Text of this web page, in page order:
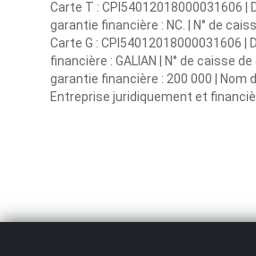
Carte T : CPI54012018000031606 |
garantie financière : NC. | N° de
Carte G : CPI54012018000031606 |
financière : GALIAN | N° de caisse
garantie financière : 200 000 | Nom
Entreprise juridiquement et